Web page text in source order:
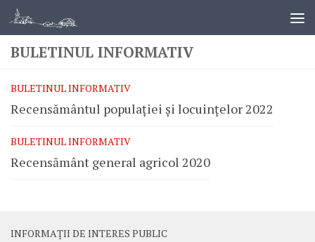
BULETINUL INFORMATIV
BULETINUL INFORMATIV
Recensământul populației și locuințelor 2022
BULETINUL INFORMATIV
Recensământ general agricol 2020
INFORMAȚII DE INTERES PUBLIC